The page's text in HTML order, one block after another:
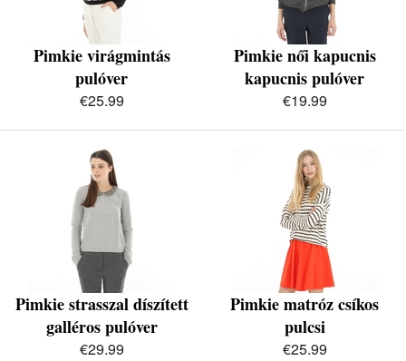
Pimkie virágmintás
pulóver
€25.99
Pimkie női kapucnis
kapucnis pulóver
€19.99
Pimkie strasszal díszített
galléros pulóver
€29.99
Pimkie matróz csíkos
pulcsi
€25.99